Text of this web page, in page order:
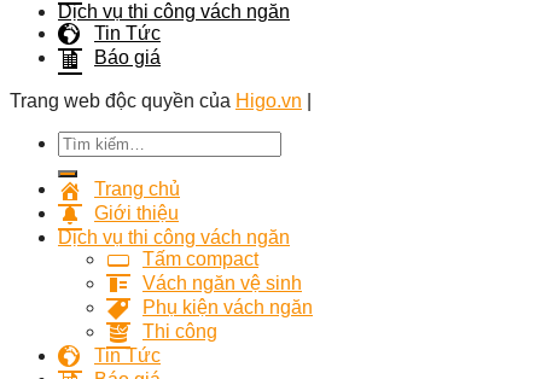
Dịch vụ thi công vách ngăn
Tin Tức
Báo giá
Trang web độc quyền của Higo.vn
Tìm
kiếm:
Trang chủ
Giới thiệu
Dịch vụ thi công vách ngăn
Tấm compact
Vách ngăn vệ sinh
Phụ kiện vách ngăn
Thi công
Tin Tức